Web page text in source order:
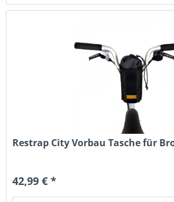
Restrap City Vorbau Tasche für
42,99 € *